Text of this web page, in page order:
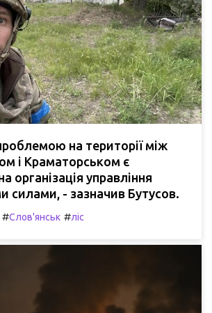
на території між
і Краматорськом є
організація управління
силами, - зазначив Бутусов.
#Слов'янськ #ліс